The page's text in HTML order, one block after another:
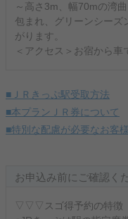
～高さ3m、幅70mの湾
包まれ、グリーンシーズ
がります。
＜アクセス＞お宿から車
■ＪＲきっぷ駅受取方法
■本プランＪＲ券について
■特別な配慮が必要なお客
お申込み前にご確認く
▽▽▽スゴ得予約の特徴